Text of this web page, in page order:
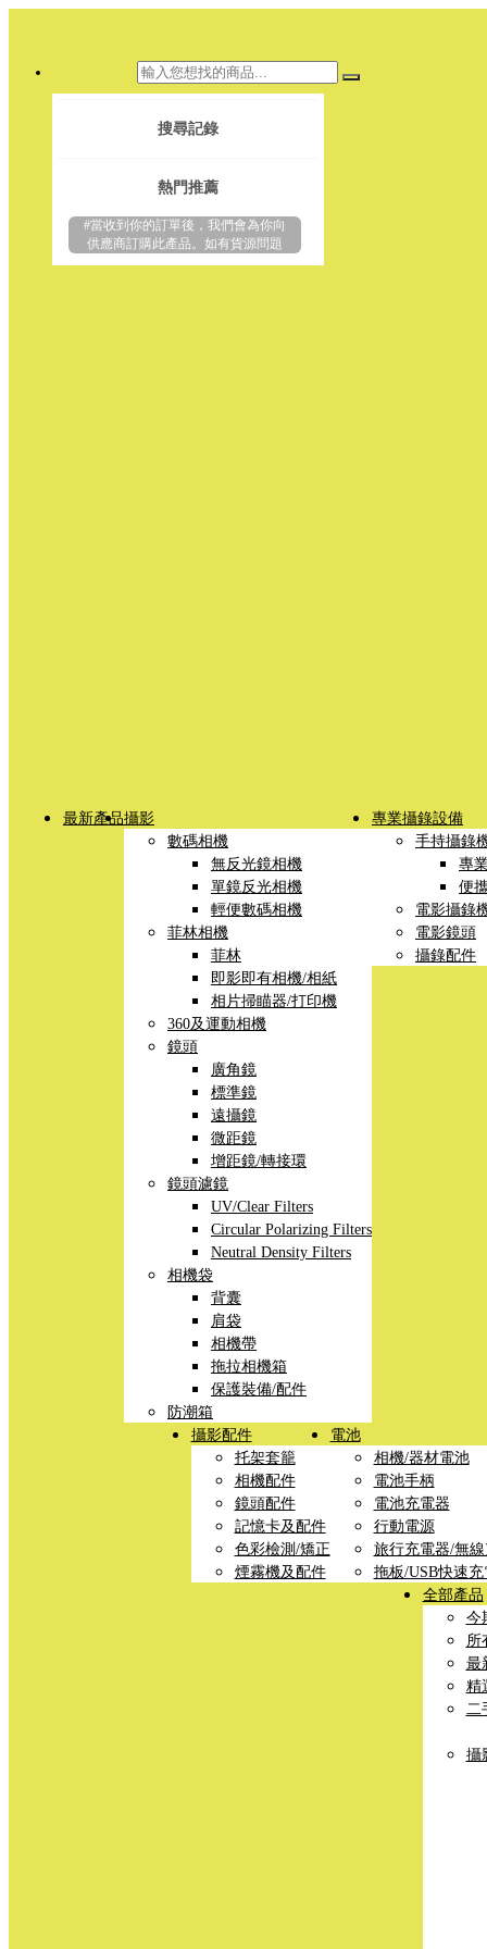
搜尋記錄
熱門推薦
#當收到你的訂單後，我們會為你向
供應商訂購此產品。如有貨源問題
最新產品攝影
數碼相機
無反光鏡相機
單鏡反光相機
輕便數碼相機
菲林相機
菲林
即影即有相機/相紙
相片掃瞄器/打印機
360及運動相機
鏡頭
廣角鏡
標準鏡
遠攝鏡
微距鏡
增距鏡/轉接環
鏡頭濾鏡
UV/Clear Filters
Circular Polarizing Filters
Neutral Density Filters
相機袋
背囊
肩袋
相機帶
拖拉相機箱
保護裝備/配件
防潮箱
專業攝錄設備
手持攝錄
專
便
電影攝錄
電影鏡頭
攝錄配件
攝影配件
托架套籠
相機配件
鏡頭配件
記憶卡及配件
色彩檢測/矯正
煙霧機及配件
電池
相機/器材電池
電池手柄
電池充電器
行動電源
旅行充電器/無
拖板/USB快速充
全部產品
今
所
最
精
二
攝